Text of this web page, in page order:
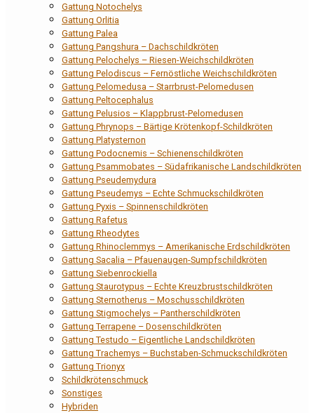
Gattung Notochelys
Gattung Orlitia
Gattung Palea
Gattung Pangshura – Dachschildkröten
Gattung Pelochelys – Riesen-Weichschildkröten
Gattung Pelodiscus – Fernöstliche Weichschildkröten
Gattung Pelomedusa – Starrbrust-Pelomedusen
Gattung Peltocephalus
Gattung Pelusios – Klappbrust-Pelomedusen
Gattung Phrynops – Bärtige Krötenkopf-Schildkröten
Gattung Platysternon
Gattung Podocnemis – Schienenschildkröten
Gattung Psammobates – Südafrikanische Landschildkröten
Gattung Pseudemydura
Gattung Pseudemys – Echte Schmuckschildkröten
Gattung Pyxis – Spinnenschildkröten
Gattung Rafetus
Gattung Rheodytes
Gattung Rhinoclemmys – Amerikanische Erdschildkröten
Gattung Sacalia – Pfauenaugen-Sumpfschildkröten
Gattung Siebenrockiella
Gattung Staurotypus – Echte Kreuzbrustschildkröten
Gattung Sternotherus – Moschusschildkröten
Gattung Stigmochelys – Pantherschildkröten
Gattung Terrapene – Dosenschildkröten
Gattung Testudo – Eigentliche Landschildkröten
Gattung Trachemys – Buchstaben-Schmuckschildkröten
Gattung Trionyx
Schildkrötenschmuck
Sonstiges
Hybriden